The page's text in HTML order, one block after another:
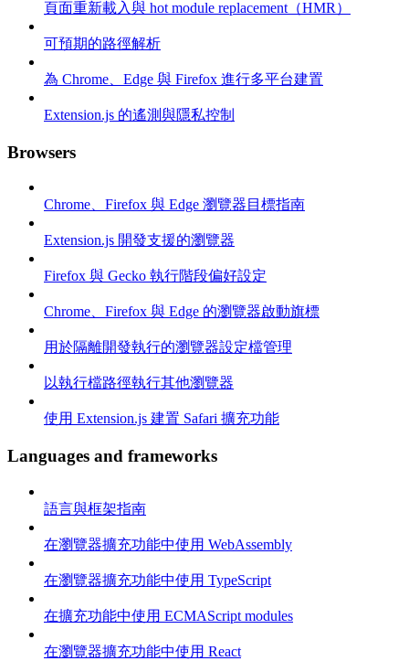
頁面重新載入與 hot module replacement（HMR）
可預期的路徑解析
為 Chrome、Edge 與 Firefox 進行多平台建置
Extension.js 的遙測與隱私控制
Browsers
Chrome、Firefox 與 Edge 瀏覽器目標指南
Extension.js 開發支援的瀏覽器
Firefox 與 Gecko 執行階段偏好設定
Chrome、Firefox 與 Edge 的瀏覽器啟動旗標
用於隔離開發執行的瀏覽器設定檔管理
以執行檔路徑執行其他瀏覽器
使用 Extension.js 建置 Safari 擴充功能
Languages and frameworks
語言與框架指南
在瀏覽器擴充功能中使用 WebAssembly
在瀏覽器擴充功能中使用 TypeScript
在擴充功能中使用 ECMAScript modules
在瀏覽器擴充功能中使用 React